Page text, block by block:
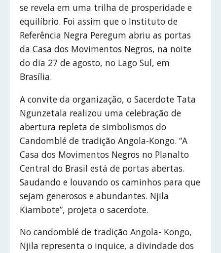
se revela em uma trilha de prosperidade e
equilíbrio. Foi assim que o Instituto de
Referência Negra Peregum abriu as portas
da Casa dos Movimentos Negros, na noite
do dia 27 de agosto, no Lago Sul, em
Brasília.
A convite da organização, o Sacerdote Tata
Ngunzetala realizou uma celebração de
abertura repleta de simbolismos do
Candomblé de tradição Angola-Kongo. “A
Casa dos Movimentos Negros no Planalto
Central do Brasil está de portas abertas.
Saudando e louvando os caminhos para que
sejam generosos e abundantes. Njila
Kiambote”, projeta o sacerdote.
No candomblé de tradição Angola- Kongo,
Njila representa o inquice, a divindade dos